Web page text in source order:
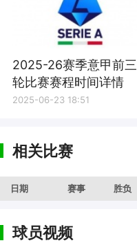
2025-26赛季意甲前三
轮比赛赛程时间详情
2025-06-23 18:51
相关比赛
日期 赛事 胜负
球员视频